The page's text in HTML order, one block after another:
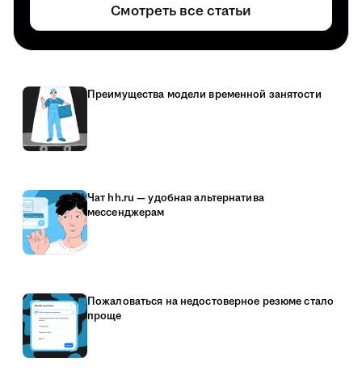
Смотреть все статьи
Преимущества модели временной занятости
Чат hh.ru — удобная альтернатива
мессенджерам
Пожаловаться на недостоверное резюме стало
проще